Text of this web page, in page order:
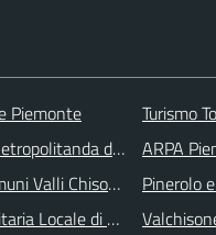
Piemonte
di Torino
Valli Chisone e
Locale di Collegno e
Turismo
ARPA
Pinerolo